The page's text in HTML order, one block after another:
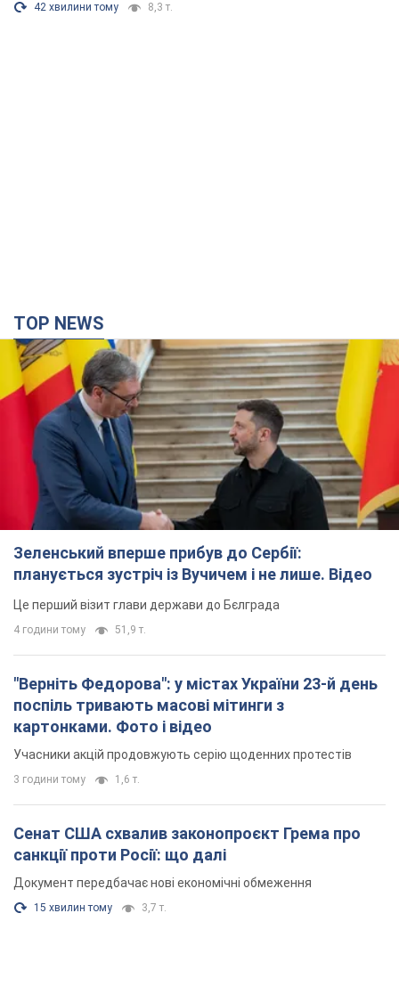
42 хвилини тому 8,3 т.
TOP NEWS
Зеленський вперше прибув до Сербії:
планується зустріч із Вучичем і не лише. Відео
Це перший візит глави держави до Бєлграда
4 години тому 51,9 т.
"Верніть Федорова": у містах України 23-й день
поспіль тривають масові мітинги з
картонками. Фото і відео
Учасники акцій продовжують серію щоденних протестів
3 години тому 1,6 т.
Сенат США схвалив законопроєкт Грема про
санкції проти Росії: що далі
Документ передбачає нові економічні обмеження
15 хвилин тому 3,7 т.